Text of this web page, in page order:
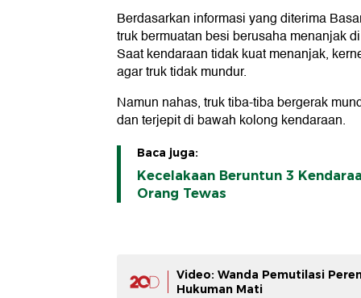
Berdasarkan informasi yang diterima
truk bermuatan besi berusaha menanjak
Saat kendaraan tidak kuat menanjak,
agar truk tidak mundur.
Namun nahas, truk tiba-tiba bergerak
dan terjepit di bawah kolong kendaraan.
Baca juga:
Kecelakaan Beruntun 3
Orang Tewas
Video: Wanda Pemutilasi
Hukuman Mati